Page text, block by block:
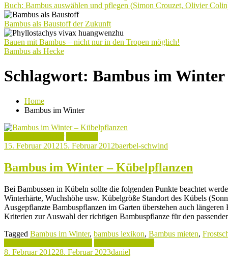
Buch: Bambus auswählen und pflegen (Simon Crouzet, Olivier
Bambus als Baustoff der Zukunft
Bauen mit Bambus – nicht nur in den Tropen möglich!
Bambus als Hecke
Schlagwort: Bambus im Winter
Home
Bambus im Winter
15. Februar 201215. Februar 2012baerbel-schwind
Bambus im Winter – Kübelpflanzen
Bei Bambussen in Kübeln sollte die folgenden Punkte beachtet
Winterhärte, Wuchshöhe usw. Kübelgröße Standort des Kübels
Ausgepflanzte Bambuspflanzen im Garten überstehen auch
Kriterien zur Auswahl der richtigen Bambuspflanze für den
Tagged Bambus im Winter, bambus lexikon, Bambus mieten,
8. Februar 201228. Februar 2023daniel